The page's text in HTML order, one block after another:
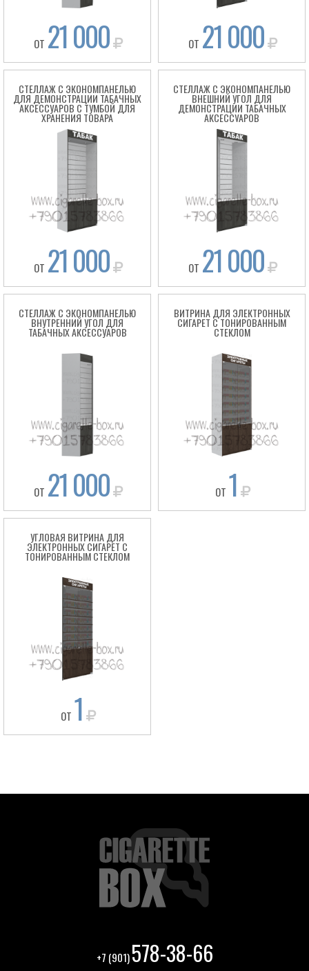
ОТ 21 000 ОТ 21 000
СТЕЛЛАЖ С ЭКОНОМПАНЕЛЬЮ
ДЛЯ ДЕМОНСТРАЦИИ ТАБАЧНЫХ
АКСЕССУАРОВ С ТУМБОЙ ДЛЯ
ХРАНЕНИЯ ТОВАРА
ОТ 21 000
СТЕЛЛАЖ С ЭКОНОМПАНЕЛЬЮ
ВНЕШНИЙ УГОЛ ДЛЯ
ДЕМОНСТРАЦИИ ТАБАЧНЫХ
АКСЕССУАРОВ
ОТ 21 000
СТЕЛЛАЖ С ЭКОНОМПАНЕЛЬЮ
ВНУТРЕННИЙ УГОЛ ДЛЯ
ТАБАЧНЫХ АКСЕССУАРОВ
ОТ 21 000
ВИТРИНА ДЛЯ ЭЛЕКТРОННЫХ
СИГАРЕТ С ТОНИРОВАННЫМ
СТЕКЛОМ
ОТ 1
УГЛОВАЯ ВИТРИНА ДЛЯ
ЭЛЕКТРОННЫХ СИГАРЕТ С
ТОНИРОВАННЫМ СТЕКЛОМ
ОТ 1
+7 (901)578-38-66